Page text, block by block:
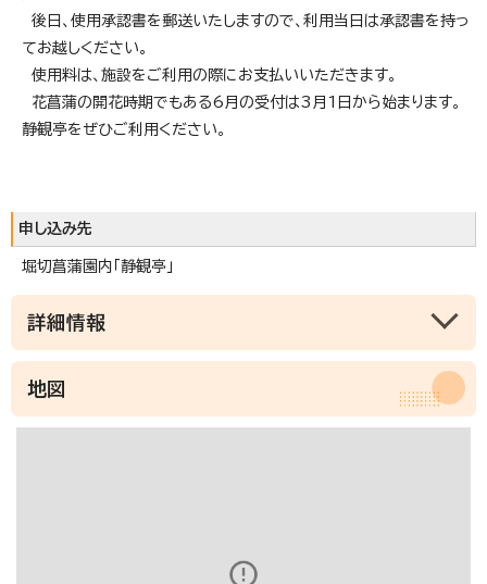
後日、使用承認書を郵送いたしますので、利用当日は承認書を持っ
てお越しください。
使用料は、施設をご利用の際にお支払いいただきます。
花菖蒲の開花時期でもある6月の受付は3月1日から始まります。
静観亭をぜひご利用ください。
申し込み先
堀切菖蒲園内「静観亭」
詳細情報
地図